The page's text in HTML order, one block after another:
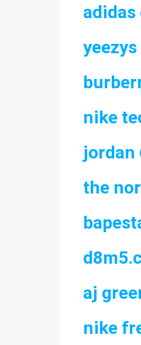
adidas
nike
jordan
the
aj
nike